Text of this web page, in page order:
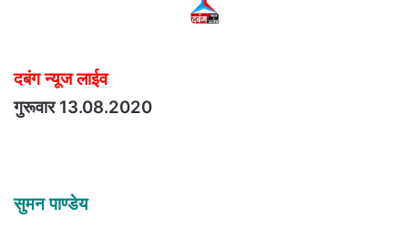
दबंग न्यूज लाईव
गुरूवार 13.08.2020
सुमन पाण्डेय